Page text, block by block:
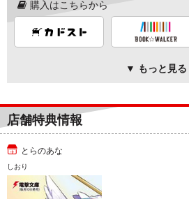
購入はこちらから
▼ もっと見る
店舗特典情報
とらのあな
しおり